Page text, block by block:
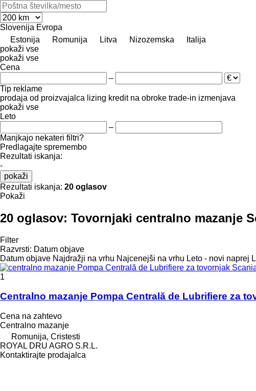
Slovenija Evropa
Estonija
Romunija Litva Nizozemska
Italija
pokaži vse
pokaži vse
Cena
–
Tip reklame
prodaja od proizvajalca lizing kredit na obroke trade-in izmenjava
pokaži vse
Leto
–
Manjkajo nekateri filtri?
Predlagajte spremembo
Rezultati iskanja:
-
pokaži
Rezultati iskanja: 20 oglasov
Pokaži
20 oglasov: Tovornjaki centralno mazanje
Filter
Razvrsti: Datum objave
Datum objave Najdražji na vrhu Najcenejši na vrhu Leto - novi naprej
1
Centralno mazanje Pompa Centrală de Lubrifiere za
Cena na zahtevo
Centralno mazanje
Romunija, Cristesti
ROYAL DRU AGRO S.R.L.
Kontaktirajte prodajalca